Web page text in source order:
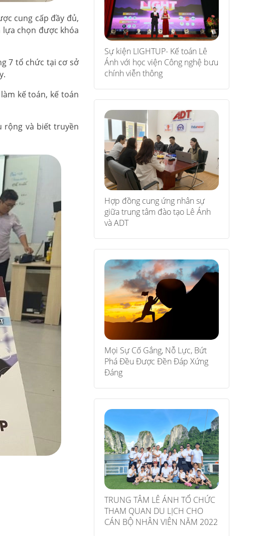
cung cấp đầy đủ,
lựa chọn được khóa
7 tổ chức tại cơ sở
kế toán, kế toán
rộng và biết truyền
Sự kiện LIGHTUP- Kế toán Lê
Ánh với học viện Công nghệ bưu
chính viễn thông
Hợp đồng cung ứng nhân sự
giữa trung tâm đào tạo Lê Ánh
và ADT
Mọi Sự Cố Gắng, Nỗ Lực, Bứt
Phá Đều Được Đền Đáp Xứng
Đáng
TRUNG TÂM LÊ ÁNH TỔ CHỨC
THAM QUAN DU LỊCH CHO
CÁN BỘ NHÂN VIÊN NĂM 2022